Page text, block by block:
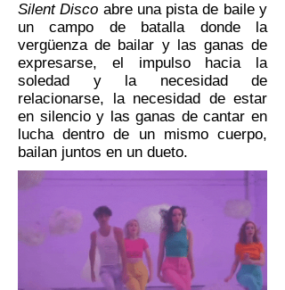
Silent Disco abre una pista de baile y
un campo de batalla donde la
vergüenza de bailar y las ganas de
expresarse, el impulso hacia la
soledad y la necesidad de
relacionarse, la necesidad de estar
en silencio y las ganas de cantar en
lucha dentro de un mismo cuerpo,
bailan juntos en un dueto.